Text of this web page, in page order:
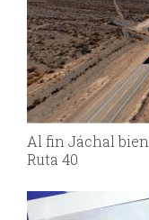
Al fin Jáchal
Ruta 40